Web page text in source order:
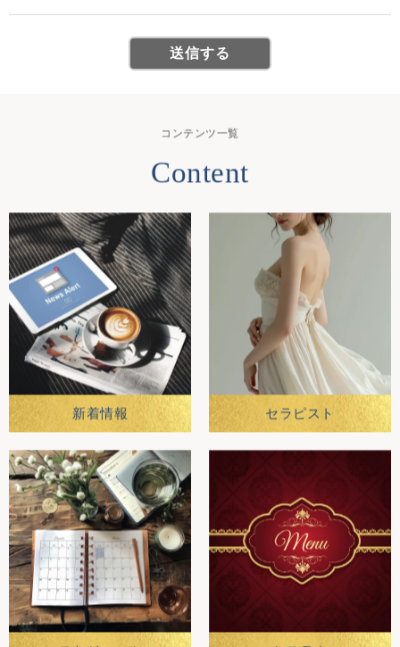
コンテンツ一覧
Content
新着情報 セラピスト